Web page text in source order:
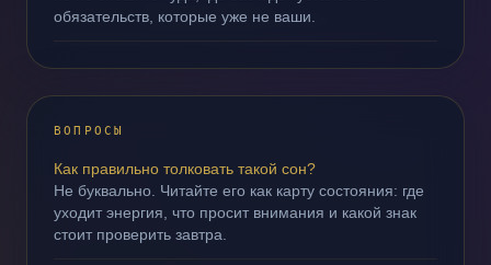
обязательств, которые уже не ваши.
ВОПРОСЫ
Как правильно толковать такой сон?
Не буквально. Читайте его как карту состояния: где
уходит энергия, что просит внимания и какой знак
стоит проверить завтра.